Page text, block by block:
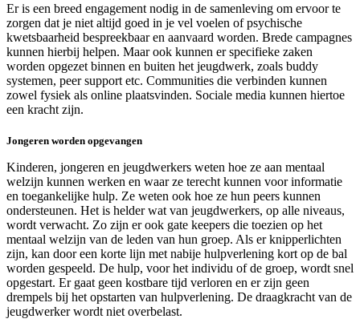
Er is een breed engagement nodig in de samenleving om ervoor te
zorgen dat je niet altijd goed in je vel voelen of psychische
kwetsbaarheid bespreekbaar en aanvaard worden. Brede campagnes
kunnen hierbij helpen. Maar ook kunnen er specifieke zaken
worden opgezet binnen en buiten het jeugdwerk, zoals buddy
systemen, peer support etc. Communities die verbinden kunnen
zowel fysiek als online plaatsvinden. Sociale media kunnen hiertoe
een kracht zijn.
Jongeren worden opgevangen
Kinderen, jongeren en jeugdwerkers weten hoe ze aan mentaal
welzijn kunnen werken en waar ze terecht kunnen voor informatie
en toegankelijke hulp. Ze weten ook hoe ze hun peers kunnen
ondersteunen. Het is helder wat van jeugdwerkers, op alle niveaus,
wordt verwacht. Zo zijn er ook gate keepers die toezien op het
mentaal welzijn van de leden van hun groep. Als er knipperlichten
zijn, kan door een korte lijn met nabije hulpverlening kort op de bal
worden gespeeld. De hulp, voor het individu of de groep, wordt snel
opgestart. Er gaat geen kostbare tijd verloren en er zijn geen
drempels bij het opstarten van hulpverlening. De draagkracht van de
jeugdwerker wordt niet overbelast.